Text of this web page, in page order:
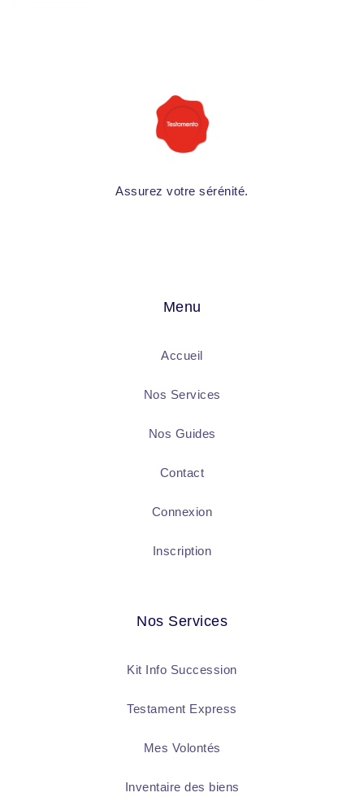
Assurez votre sérénité.
Menu
Accueil
Nos Services
Nos Guides
Contact
Connexion
Inscription
Nos Services
Kit Info Succession
Testament Express
Mes Volontés
Inventaire des biens